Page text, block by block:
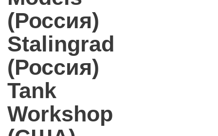
(Россия)
Stalingrad
(Россия)
Tank
Workshop